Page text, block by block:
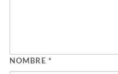
NOMBRE *